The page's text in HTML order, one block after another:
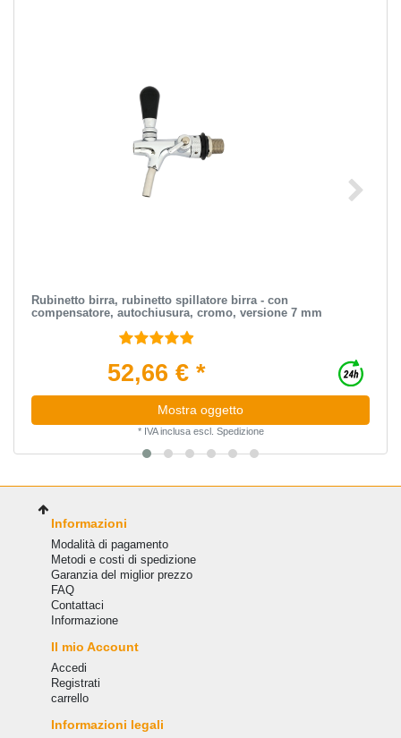
Rubinetto birra, rubinetto spillatore birra - con
compensatore, autochiusura, cromo, versione 7 mm
52,66 € *
Mostra oggetto
* IVA inclusaescl. Spedizione
Informazioni
Modalità di pagamento
Metodi e costi di spedizione
Garanzia del miglior prezzo
FAQ
Сontattaci
Informazione
Il mio Account
Accedi
Registrati
carrello
Informazioni legali